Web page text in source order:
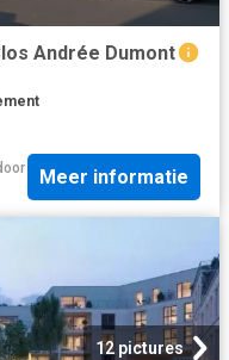
Andrée Dumont
Meer informatie
12 pictures